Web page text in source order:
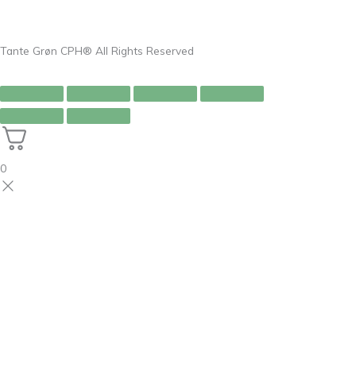
Tante Grøn CPH® All Rights Reserved
0